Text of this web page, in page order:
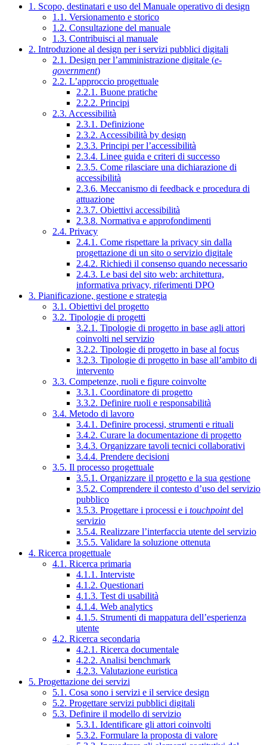
1. Scopo, destinatari e uso del Manuale operativo di design
1.1. Versionamento e storico
1.2. Consultazione del manuale
1.3. Contribuisci al manuale
2. Introduzione al design per i servizi pubblici digitali
2.1. Design per l’amministrazione digitale (e-
government)
2.2. L’approccio progettuale
2.2.1. Buone pratiche
2.2.2. Principi
2.3. Accessibilità
2.3.1. Definizione
2.3.2. Accessibilità by design
2.3.3. Principi per l’accessibilità
2.3.4. Linee guida e criteri di successo
2.3.5. Come rilasciare una dichiarazione di
accessibilità
2.3.6. Meccanismo di feedback e procedura di
attuazione
2.3.7. Obiettivi accessibilità
2.3.8. Normativa e approfondimenti
2.4. Privacy
2.4.1. Come rispettare la privacy sin dalla
progettazione di un sito o servizio digitale
2.4.2. Richiedi il consenso quando necessario
2.4.3. Le basi del sito web: architettura,
informativa privacy, riferimenti DPO
3. Pianificazione, gestione e strategia
3.1. Obiettivi del progetto
3.2. Tipologie di progetti
3.2.1. Tipologie di progetto in base agli attori
coinvolti nel servizio
3.2.2. Tipologie di progetto in base al focus
3.2.3. Tipologie di progetto in base all’ambito di
intervento
3.3. Competenze, ruoli e figure coinvolte
3.3.1. Coordinatore di progetto
3.3.2. Definire ruoli e responsabilità
3.4. Metodo di lavoro
3.4.1. Definire processi, strumenti e rituali
3.4.2. Curare la documentazione di progetto
3.4.3. Organizzare tavoli tecnici collaborativi
3.4.4. Prendere decisioni
3.5. Il processo progettuale
3.5.1. Organizzare il progetto e la sua gestione
3.5.2. Comprendere il contesto d’uso del servizio
pubblico
3.5.3. Progettare i processi e i touchpointdel
servizio
3.5.4. Realizzare l’interfaccia utente del servizio
3.5.5. Validare la soluzione ottenuta
4. Ricerca progettuale
4.1. Ricerca primaria
4.1.1. Interviste
4.1.2. Questionari
4.1.3. Test di usabilità
4.1.4. Web analytics
4.1.5. Strumenti di mappatura dell’esperienza
utente
4.2. Ricerca secondaria
4.2.1. Ricerca documentale
4.2.2. Analisi benchmark
4.2.3. Valutazione euristica
5. Progettazione dei servizi
5.1. Cosa sono i servizi e il service design
5.2. Progettare servizi pubblici digitali
5.3. Definire il modello di servizio
5.3.1. Identificare gli attori coinvolti
5.3.2. Formulare la proposta di valore